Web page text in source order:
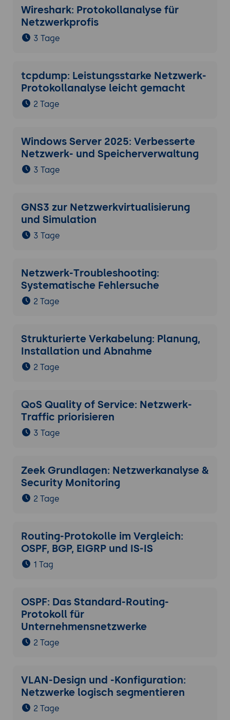
Wireshark: Protokollanalyse für
Netzwerkprofis
3 Tage
tcpdump: Leistungsstarke Netzwerk-
Protokollanalyse leicht gemacht
2 Tage
Windows Server 2025: Verbesserte
Netzwerk- und Speicherverwaltung
3 Tage
GNS3 zur Netzwerkvirtualisierung
und Simulation
3 Tage
Netzwerk-Troubleshooting:
Systematische Fehlersuche
2 Tage
Strukturierte Verkabelung: Planung,
Installation und Abnahme
2 Tage
QoS Quality of Service: Netzwerk-
Traffic priorisieren
3 Tage
Zeek Grundlagen: Netzwerkanalyse &
Security Monitoring
2 Tage
Routing-Protokolle im Vergleich:
OSPF, BGP, EIGRP und IS-IS
1 Tag
OSPF: Das Standard-Routing-
Protokoll für
Unternehmensnetzwerke
2 Tage
VLAN-Design und -Konfiguration:
Netzwerke logisch segmentieren
2 Tage